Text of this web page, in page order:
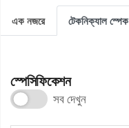
এক নজরে টেকনিক্যাল স্পেক
স্পেসিফিকেশন
সব দেখুন